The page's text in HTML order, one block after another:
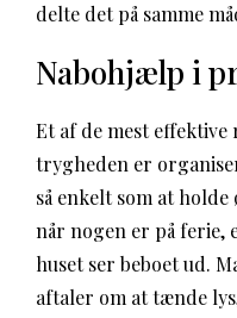
delte det på samme
Nabohjælp i
Et af de mest
trygheden er
så enkelt som at
når nogen er på ferie,
huset ser beboet ud.
aftaler om at tænde